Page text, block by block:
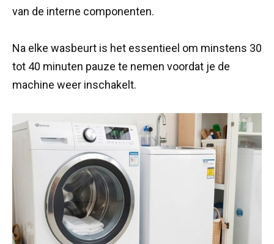
van de interne componenten.
Na elke wasbeurt is het essentieel om minstens 30
tot 40 minuten pauze te nemen voordat je de
machine weer inschakelt.